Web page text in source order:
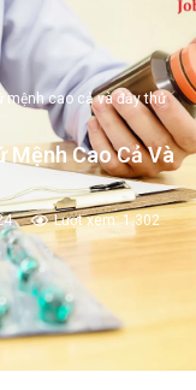
mệnh cao cả và đầy thử
Mệnh Cao Cả Và
Lượt xem: 1.302